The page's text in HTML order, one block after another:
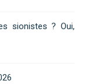
sionistes ? Oui,